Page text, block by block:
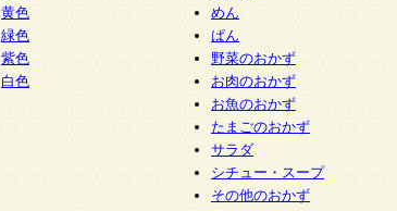
黄色
緑色
紫色
白色
めん
ぱん
野菜のおかず
お肉のおかず
お魚のおかず
たまごのおかず
サラダ
シチュー・スープ
その他のおかず